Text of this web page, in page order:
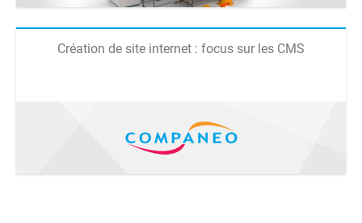
Création de site internet : focus sur les CMS